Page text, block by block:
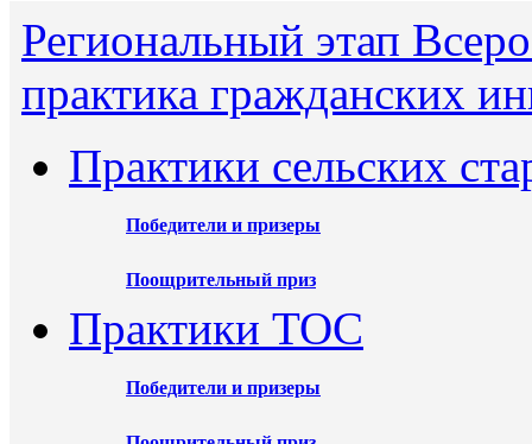
Региональный этап
практика гражданских
Практики сельских
Победители и призеры
Поощрительный приз
Практики ТОС
Победители и призеры